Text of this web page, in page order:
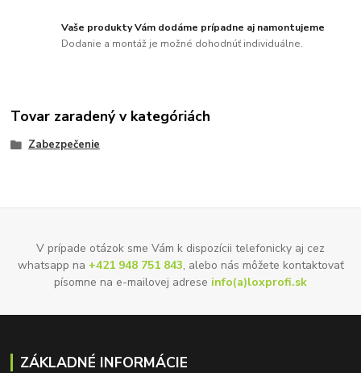
Vaše produkty Vám dodáme prípadne aj namontujeme
Dodanie a montáž je možné dohodnúť individuálne.
Tovar zaradený v kategóriách
Zabezpečenie
V prípade otázok sme Vám k dispozícii telefonicky aj cez
whatsapp na +421 948 751 843, alebo nás môžete kontaktovať
písomne na e-mailovej adrese info(a)loxprofi.sk
ZÁKLADNÉ INFORMÁCIE